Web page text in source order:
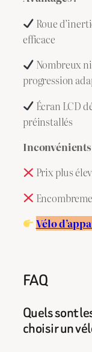
Roue
efficace
Nombreux
progression
Écran LCD
préinstallés
Prix plus
Vélo
FAQ
Quels sont
choisir un